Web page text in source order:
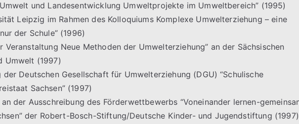
und Landesentwicklung Umweltprojekte im Umweltbereich” (1995)
Leipzig im Rahmen des Kolloquiums Komplexe Umwelterziehung – eine
der Schule” (1996)
Veranstaltung Neue Methoden der Umwelterziehung” an der Sächsischen
Umwelt (1997)
Deutschen Gesellschaft für Umwelterziehung (DGU) “Schulische
Sachsen” (1997)
der Ausschreibung des Förderwettbewerbs “Voneinander lernen-
der Robert-Bosch-Stiftung/Deutsche Kinder- und Jugendstiftung (1997)